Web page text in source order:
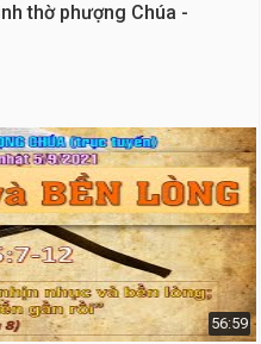
thờ phượng Chúa -
56:59